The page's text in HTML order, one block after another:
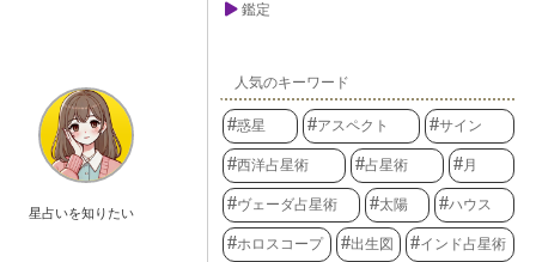
星占いを知りたい
鑑定
人気のキーワード
惑星 アスペクト サイン
西洋占星術 占星術 月
ヴェーダ占星術 太陽 ハウス
ホロスコープ 出生図 インド占星術